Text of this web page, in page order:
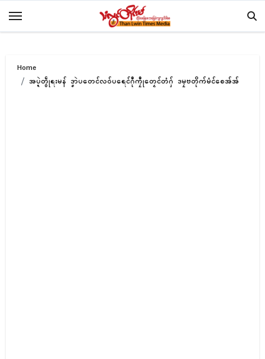
Home
အပ္ဍဲတွဵုရးမန် ဒၞာဲပတေင်လဝ်ပရေၚ်ဂီုကၠီုတၟေၚ်တံဂှ် ဒမၠဗတိုက်မံၚ်စေအ်အ်